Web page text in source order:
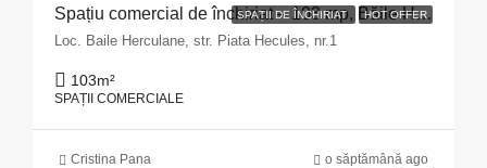
SPAȚII DE ÎNCHIRIAT HOT OFFER
Spațiu comercial de închiriat – 103 mp, Băile Herculane
Loc. Baile Herculane, str. Piata Hecules, nr.1
103m²
SPAȚII COMERCIALE
Cristina Pana o săptămână ago